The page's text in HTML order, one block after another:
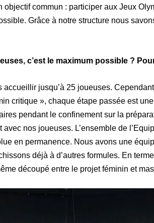
commun : participer aux Jeux
Grâce à notre structure nous
c’est le maximum possible ?
jusqu’à 25 joueuses.
critique », chaque étape passée est
pendant le confinement sur la
nos joueuses. L’ensemble de
en permanence. Nous avons une
déjà à d’autres formules. En
découpé entre le projet féminin et